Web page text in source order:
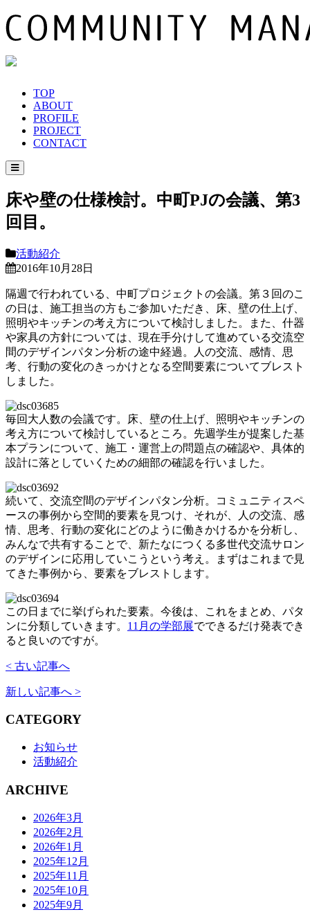
TOP
ABOUT
PROFILE
PROJECT
CONTACT
床や壁の仕様検討。中町PJの会議、第3
回目。
活動紹介
2016年10月28日
隔週で行われている、中町プロジェクトの会議。第３回のこ
の日は、施工担当の方もご参加いただき、床、壁の仕上げ、
照明やキッチンの考え方について検討しました。また、什器
や家具の方針については、現在手分けして進めている交流空
間のデザインパタン分析の途中経過。人の交流、感情、思
考、行動の変化のきっかけとなる空間要素についてブレスト
しました。
毎回大人数の会議です。床、壁の仕上げ、照明やキッチンの
考え方について検討しているところ。先週学生が提案した基
本プランについて、施工・運営上の問題点の確認や、具体的
設計に落としていくための細部の確認を行いました。
続いて、交流空間のデザインパタン分析。コミュニティスペ
ースの事例から空間的要素を見つけ、それが、人の交流、感
情、思考、行動の変化にどのように働きかけるかを分析し、
みんなで共有することで、新たなにつくる多世代交流サロン
のデザインに応用していこうという考え。まずはこれまで見
てきた事例から、要素をブレストします。
この日までに挙げられた要素。今後は、これをまとめ、パタ
ンに分類していきます。 11月の学部展でできるだけ発表でき
ると良いのですが。
< 古い記事へ
新しい記事へ >
CATEGORY
お知らせ
活動紹介
ARCHIVE
2026年3月
2026年2月
2026年1月
2025年12月
2025年11月
2025年10月
2025年9月